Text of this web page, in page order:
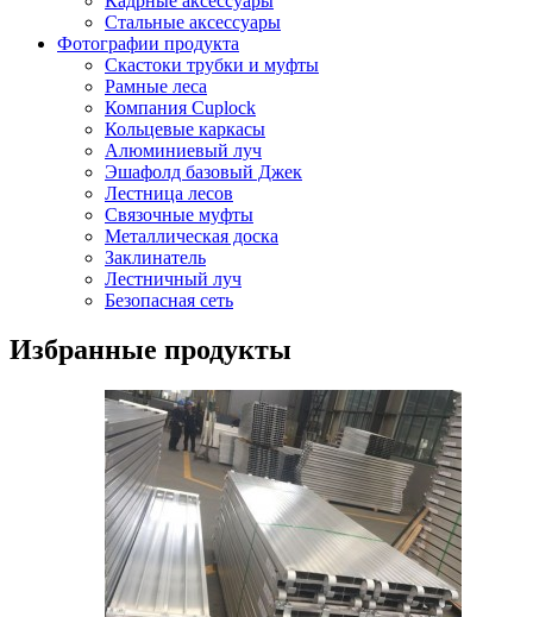
Стальные аксессуары
Фотографии продукта
Скастоки трубки и муфты
Рамные леса
Компания Cuplock
Кольцевые каркасы
Алюминиевый луч
Эшафолд базовый Джек
Лестница лесов
Связочные муфты
Металлическая доска
Заклинатель
Лестничный луч
Безопасная сеть
Избранные продукты